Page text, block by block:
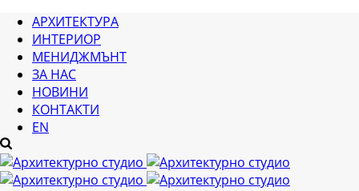
АРХИТЕКТУРА
ИНТЕРИОР
МЕНИДЖМЪНТ
ЗА НАС
НОВИНИ
КОНТАКТИ
EN